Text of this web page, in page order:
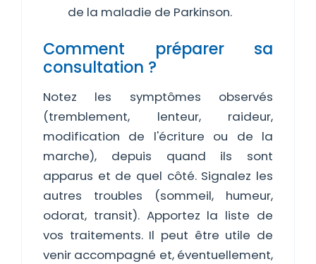
de la maladie de Parkinson.
Comment préparer sa
consultation ?
Notez les symptômes observés
(tremblement, lenteur, raideur,
modification de l'écriture ou de la
marche), depuis quand ils sont
apparus et de quel côté. Signalez les
autres troubles (sommeil, humeur,
odorat, transit). Apportez la liste de
vos traitements. Il peut être utile de
venir accompagné et, éventuellement,